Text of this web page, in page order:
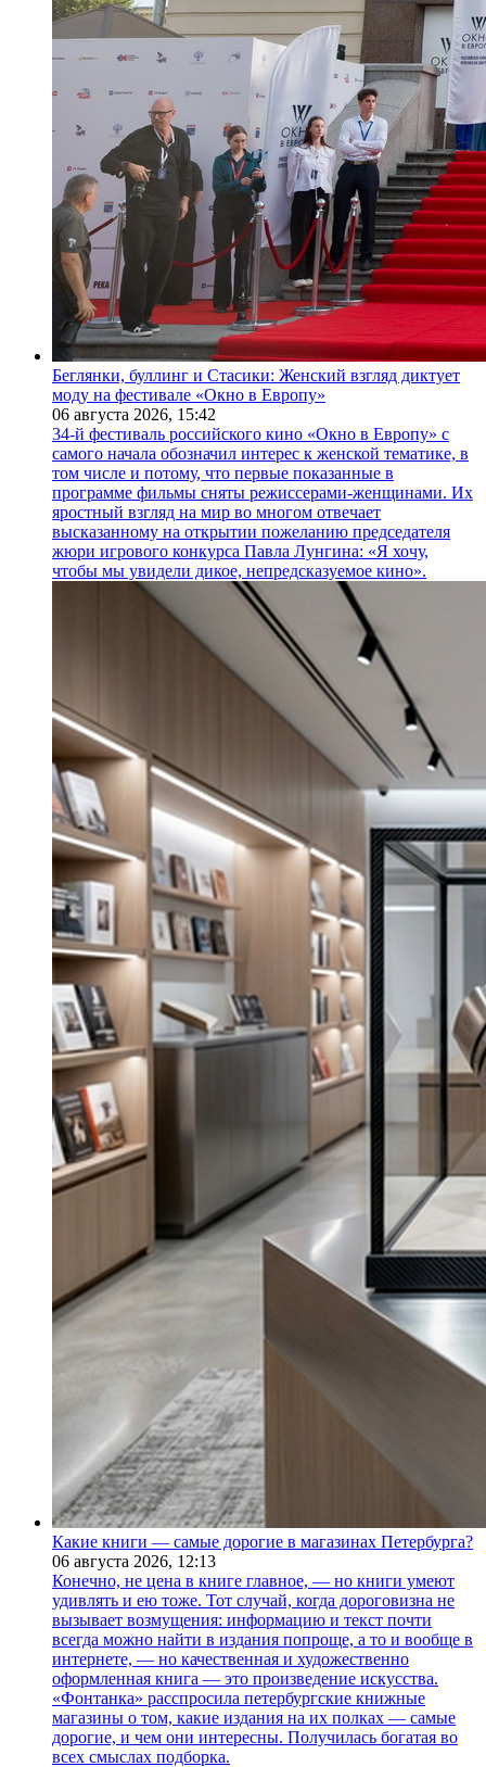
Беглянки, буллинг и Стасики: Женский взгляд диктует
моду на фестивале «Окно в Европу»
06 августа 2026, 15:42
34-й фестиваль российского кино «Окно в Европу» с
самого начала обозначил интерес к женской тематике, в
том числе и потому, что первые показанные в
программе фильмы сняты режиссерами-женщинами. Их
яростный взгляд на мир во многом отвечает
высказанному на открытии пожеланию председателя
жюри игрового конкурса Павла Лунгина: «Я хочу,
чтобы мы увидели дикое, непредсказуемое кино».
Какие книги — самые дорогие в магазинах Петербурга?
06 августа 2026, 12:13
Конечно, не цена в книге главное, — но книги умеют
удивлять и ею тоже. Тот случай, когда дороговизна не
вызывает возмущения: информацию и текст почти
всегда можно найти в издания попроще, а то и вообще в
интернете, — но качественная и художественно
оформленная книга — это произведение искусства.
«Фонтанка» расспросила петербургские книжные
магазины о том, какие издания на их полках — самые
дорогие, и чем они интересны. Получилась богатая во
всех смыслах подборка.